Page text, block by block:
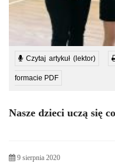
Czytaj artykuł (lektor)
formacie PDF
Nasze dzieci uczą się
9 sierpnia 2020